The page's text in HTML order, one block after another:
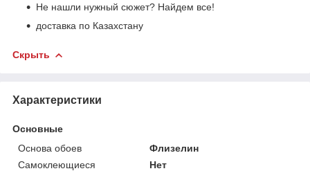
Не нашли нужный сюжет? Найдем все!
доставка по Казахстану
Скрыть
Характеристики
Основные
Основа обоев
Флизелин
Самоклеющиеся
Нет